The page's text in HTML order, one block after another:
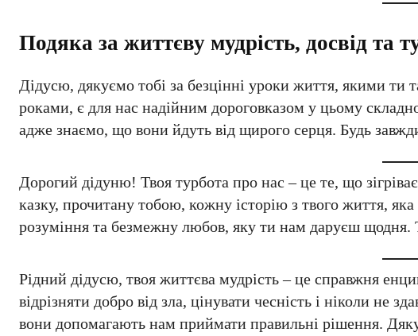
Подяка за життєву мудрість, досвід та
Дідусю, дякуємо тобі за безцінні уроки життя, якими
роками, є для нас надійним дороговказом у цьому
адже знаємо, що вони йдуть від щирого серця. Будь
Дорогий дідуню! Твоя турбота про нас – це те, що
казку, прочитану тобою, кожну історію з твого життя,
розуміння та безмежну любов, яку ти нам даруєш щодня.
Рідний дідусю, твоя життєва мудрість – це справжня
відрізняти добро від зла, цінувати чесність і ніколи не
вони допомагають нам приймати правильні рішення.